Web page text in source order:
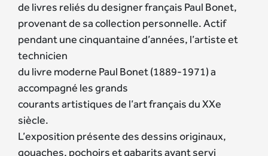
de livres reliés du designer français Paul Bonet,
provenant de sa collection personnelle. Actif
pendant une cinquantaine d’années, l’artiste et
technicien
du livre moderne Paul Bonet (1889-1971) a
accompagné les grands
courants artistiques de l’art français du XXe
siècle.
L’exposition présente des dessins originaux,
gouaches, pochoirs et gabarits ayant servi